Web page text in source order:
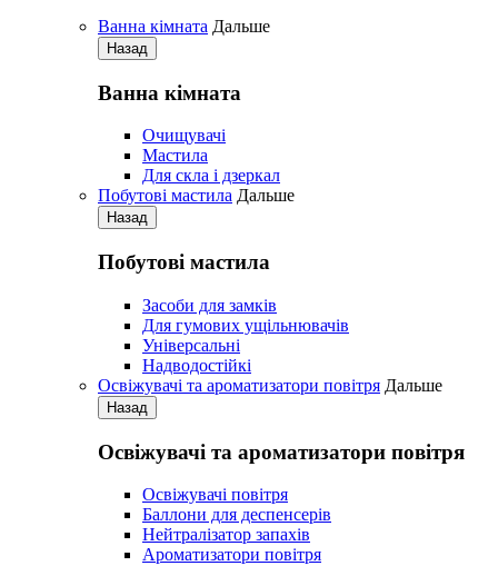
Ванна кімната Дальше
Назад
Ванна кімната
Очищувачі
Мастила
Для скла і дзеркал
Побутові мастила Дальше
Назад
Побутові мастила
Засоби для замків
Для гумових ущільнювачів
Універсальні
Надводостійкі
Освіжувачі та ароматизатори повітря Дальше
Назад
Освіжувачі та ароматизатори повітря
Освіжувачі повітря
Баллони для деспенсерів
Нейтралізатор запахів
Ароматизатори повітря